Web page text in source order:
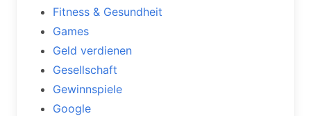
Fitness & Gesundheit
Games
Geld verdienen
Gesellschaft
Gewinnspiele
Google